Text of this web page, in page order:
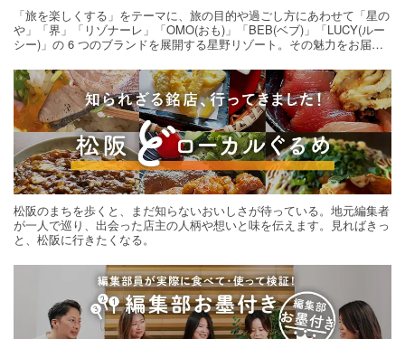
「旅を楽しくする」をテーマに、旅の目的や過ごし方にあわせて「星の
や」「界」「リゾナーレ」「OMO(おも)」「BEB(ベブ)」「LUCY(ルー
シー)」の 6 つのブランドを展開する星野リゾート。その魅力をお届け
松阪のまちを歩くと、まだ知らないおいしさが待っている。地元編集者
が一人で巡り、出会った店主の人柄や想いと味を伝えます。見ればきっ
と、松阪に行きたくなる。